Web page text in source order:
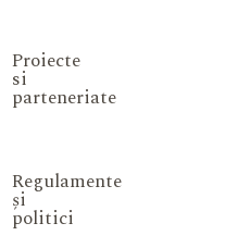
Proiecte
si
parteneriate
Regulamente
și
politici